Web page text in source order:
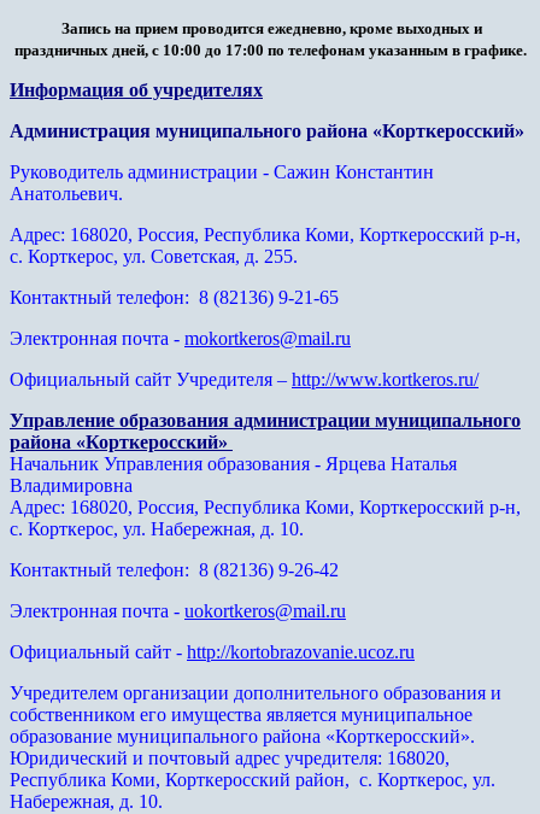
Запись на прием проводится ежедневно, кроме выходных и
праздничных дней, с 10:00 до 17:00 по телефонам указанным в графике.
Информация об учредителях
Администрация муниципального района «Корткеросский»
Руководитель администрации - Сажин Константин
Анатольевич.
Адрес: 168020, Россия, Республика Коми, Корткеросский р-н,
с. Корткерос, ул. Советская, д. 255.
Контактный телефон: 8 (82136) 9-21-65
Электронная почта - mokortkeros@mail.ru
Официальный сайт Учредителя – http://www.kortkeros.ru/
Управление образования администрации муниципального
района «Корткеросский»
Начальник Управления образования - Ярцева Наталья
Владимировна
Адрес: 168020, Россия, Республика Коми, Корткеросский р-н,
с. Корткерос, ул. Набережная, д. 10.
Контактный телефон: 8 (82136) 9-26-42
Электронная почта - uokortkeros@mail.ru
Официальный сайт - http://kortobrazovanie.ucoz.ru
Учредителем организации дополнительного образования и
собственником его имущества является муниципальное
образование муниципального района «Корткеросский».
Юридический и почтовый адрес учредителя: 168020,
Республика Коми, Корткеросский район, с. Корткерос, ул.
Набережная, д. 10.